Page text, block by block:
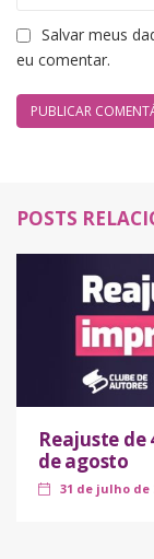
Salvar meus
eu comentar.
POSTS
Reajuste de
de agosto
31 de julho de